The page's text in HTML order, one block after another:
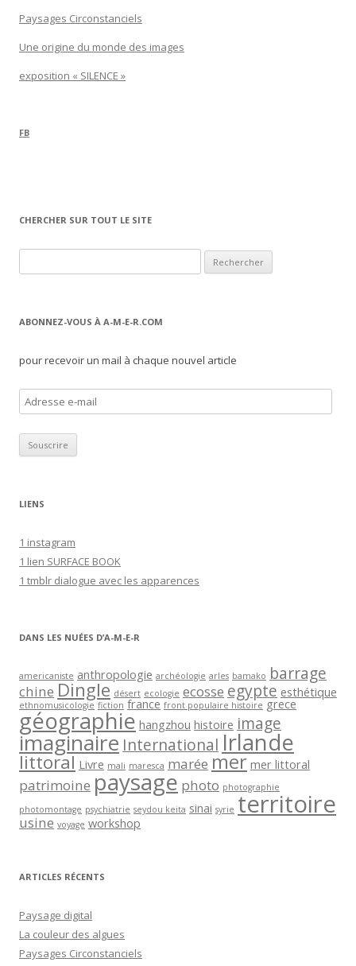
Paysages Circonstanciels
Une origine du monde des images
exposition « SILENCE »
FB
CHERCHER SUR TOUT LE SITE
ABONNEZ-VOUS À A-M-E-R.COM
pour recevoir un mail à chaque nouvel article
d
r
e
-
m
a
LIENS
1 instagram
1 lien SURFACE BOOK
1 tmblr dialogue avec les apparences
DANS LES NUÉES D’A-M-E-R
americaniste anthropologie archéologie arles bamako barrage
chine Dingle désert ecologie ecosse egypte esthétique
ethnomusicologie fiction france front populaire histoire grece
géographie hangzhou histoire image
imaginaire International Irlande
littoral Livre mali maresca marée mer mer littoral
patrimoine paysage photo photographie
photomontage psychiatrie seydou keita sinai syrie territoire
usine voyage workshop
ARTICLES RÉCENTS
Paysage digital
La couleur des algues
Paysages Circonstanciels